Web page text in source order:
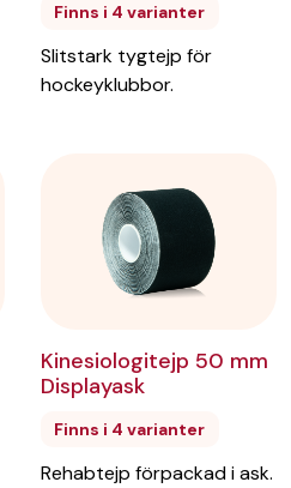
Finns i 4 varianter
Slitstark tygtejp för
hockeyklubbor.
Kinesiologitejp 50 mm
Displayask
Finns i 4 varianter
Rehabtejp förpackad i ask.